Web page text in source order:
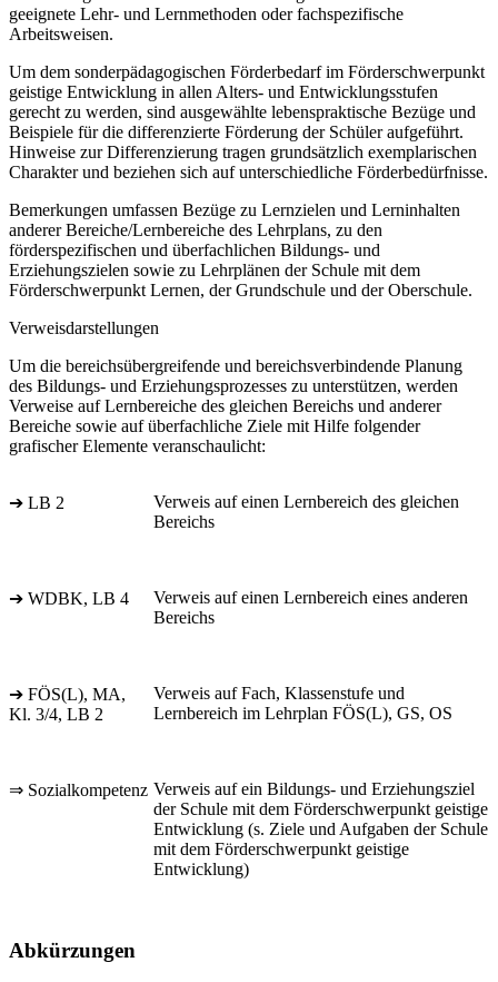
geeignete Lehr- und Lernmethoden oder fachspezifische
Arbeitsweisen.
Um dem sonderpädagogischen Förderbedarf im Förderschwerpunkt
geistige Entwicklung in allen Alters- und Entwicklungsstufen
gerecht zu werden, sind ausgewählte lebenspraktische Bezüge und
Beispiele für die differenzierte Förderung der Schüler aufgeführt.
Hinweise zur Differenzierung tragen grundsätzlich exemplarischen
Charakter und beziehen sich auf unterschiedliche Förderbedürfnisse.
Bemerkungen umfassen Bezüge zu Lernzielen und Lerninhalten
anderer Bereiche/Lernbereiche des Lehrplans, zu den
förderspezifischen und überfachlichen Bildungs- und
Erziehungszielen sowie zu Lehrplänen der Schule mit dem
Förderschwerpunkt Lernen, der Grundschule und der Oberschule.
Verweisdarstellungen
Um die bereichsübergreifende und bereichsverbindende Planung
des Bildungs- und Erziehungsprozesses zu unterstützen, werden
Verweise auf Lernbereiche des gleichen Bereichs und anderer
Bereiche sowie auf überfachliche Ziele mit Hilfe folgender
grafischer Elemente veranschaulicht:
➔ LB 2
Verweis auf einen Lernbereich des gleichen
Bereichs
➔ WDBK, LB 4
Verweis auf einen Lernbereich eines anderen
Bereichs
➔ FÖS(L), MA,
Kl. 3/4, LB 2
Verweis auf Fach, Klassenstufe und
Lernbereich im Lehrplan FÖS(L), GS, OS
⇒ Sozialkompetenz Verweis auf ein Bildungs- und Erziehungsziel
der Schule mit dem Förderschwerpunkt geistige
Entwicklung (s. Ziele und Aufgaben der Schule
mit dem Förderschwerpunkt geistige
Entwicklung)
Abkürzungen